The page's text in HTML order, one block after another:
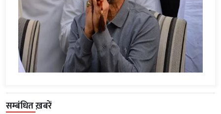
सम्बंधित ख़बरें